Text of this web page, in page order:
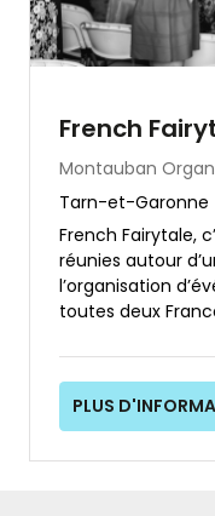
French
Montauban
Tarn-et-Garonne
French Fairytale,
réunies autour
l’organisation
toutes deux
PLUS